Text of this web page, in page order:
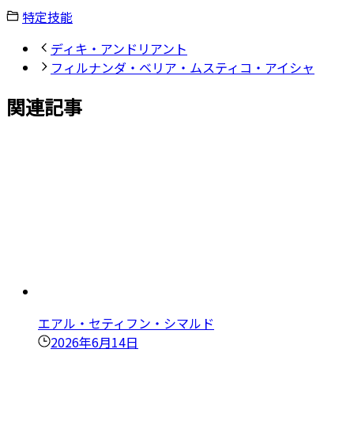
特定技能
ディキ・アンドリアント
フィルナンダ・ベリア・ムスティコ・アイシャ
関連記事
エアル・セティフン・シマルド
2026年6月14日